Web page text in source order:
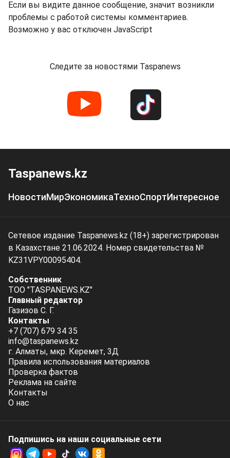
Если вы видите данное сообщение, значит возникли
проблемы с работой системы комментариев.
Возможно у вас отключен JavaScript
Следите за новостями Taspanews
Taspanews.kz
НовостиМирЭкономикаТехноСпортИнтересное
Сетевое издание Taspanews.kz (18+) зарегистрирован
в Казахстане 21.06.2024. Номер свидетельства №
KZ31VPY00095404.
Собственник
ТОО "TASPANEWS.KZ"
Главный редактор
Газизов С. Г.
Контакты
+7 (707) 679 34 35
info@taspanews.kz
г. Алматы, мкр. Керемет, 3Д
Правила использования материалов
Проверка фактов
Реклама на сайте
Контакты
О нас
Подпишись на наши социальные cети